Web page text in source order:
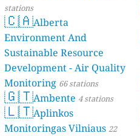
stations
🇨🇦Alberta
Environment And
Sustainable Resource
Development - Air Quality
Monitoring 66 stations
🇬🇹Ambente 4 stations
🇱🇹Aplinkos
Monitoringas Vilniaus 22